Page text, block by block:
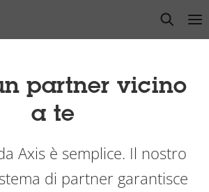
open
partner vicino
a te
Axis è semplice. Il nostro
di partner garantisce